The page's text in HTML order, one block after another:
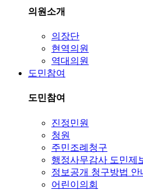
의원소개
의장단
현역의원
역대의원
도민참여
도민참여
진정민원
청원
주민조례청구
행정사무감사 도민제
정보공개 청구방법 안
어린이의회